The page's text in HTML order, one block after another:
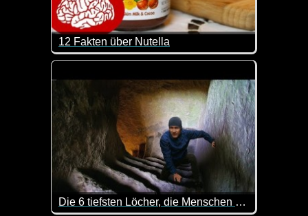
12 Fakten über Nutella
Fettmacher und Kalorienbombe oder einfach nur
Die 6 tiefsten Löcher, die Menschen bisher gegraben haben